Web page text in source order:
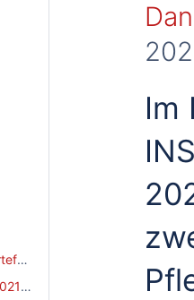
districts
Im